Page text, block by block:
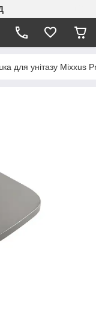
для унітазу Mixxus